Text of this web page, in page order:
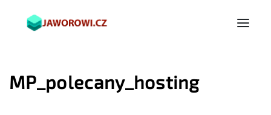
MP_polecany_hosting